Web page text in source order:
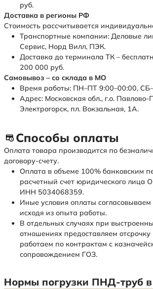
руб.
Доставка в регионы РФ
Стоимость рассчитывается
Транспортные компании: Деловые
Сервис, Норд Вилл, ПЭК.
Доставка до терминала ТК –
200 000 руб.
Самовывоз – со склада в МО
Время работы: ПН–ПТ 9:00–00:00,
Адрес: Московская обл., г.о. Павлово-
Электрогорск, пл. Вокзальная, 1А.
Способы оплаты
Оплата товара производится по
договору-счету.
Оплата в объеме 100% банковским
расчетный счет юридического лица
ИНН 5034068359.
Иные условия оплаты
исходя из опыта работы.
В отдельных случаях при
отношениях предоставляем
работаем по контрактам с
сопровождением ГОЗ.
Нормы погрузки ПНД-труб